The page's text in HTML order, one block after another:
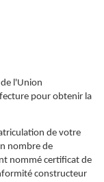
l'Union
pour obtenir la
de votre
nombre de
nommé certificat de
constructeur